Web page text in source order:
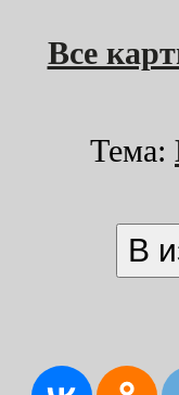
Все
Тема: